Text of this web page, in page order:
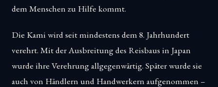
dem Menschen zu Hilfe kommt.
Die Kami wird seit mindestens dem 8. Jahrhundert
verehrt. Mit der Ausbreitung des Reisbaus in Japan
wurde ihre Verehrung allgegenwärtig. Später wurde sie
auch von Händlern und Handwerkern aufgenommen –